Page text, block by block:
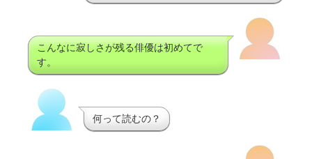
こんなに寂しさが残る俳優は初めてで
す。
何って読むの？